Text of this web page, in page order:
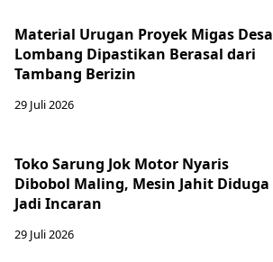
Material Urugan Proyek Migas Desa
Lombang Dipastikan Berasal dari
Tambang Berizin
29 Juli 2026
Toko Sarung Jok Motor Nyaris
Dibobol Maling, Mesin Jahit Diduga
Jadi Incaran
29 Juli 2026